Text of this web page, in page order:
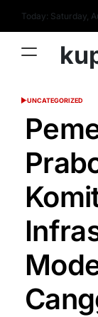
content
Today: Saturday,
POSTED
UNCATEGORIZED